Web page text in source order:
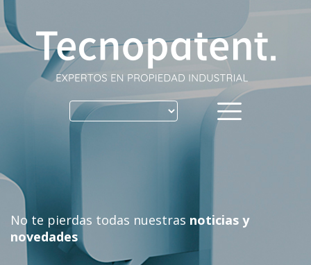
Skip
to
content
No te pierdas todas nuestras noticias y
novedades